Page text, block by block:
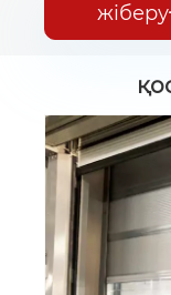
жіберу
Заманауи
Қосымша